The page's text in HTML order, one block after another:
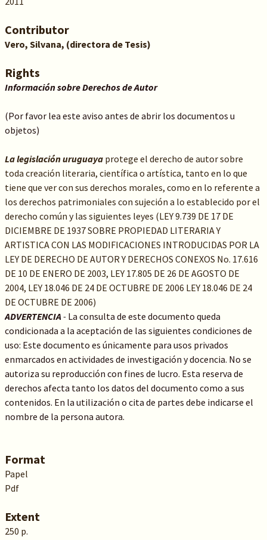
Contributor
Vero, Silvana, (directora de Tesis)
Rights
Información sobre Derechos de Autor
(Por favor lea este aviso antes de abrir los documentos u
objetos)
La legislación uruguayaprotege el derecho de autor sobre
toda creación literaria, científica o artística, tanto en lo que
tiene que ver con sus derechos morales, como en lo referente a
los derechos patrimoniales con sujeción a lo establecido por el
derecho común y las siguientes leyes (LEY 9.739 DE 17 DE
DICIEMBRE DE 1937 SOBRE PROPIEDAD LITERARIA Y
ARTISTICA CON LAS MODIFICACIONES INTRODUCIDAS POR LA
LEY DE DERECHO DE AUTOR Y DERECHOS CONEXOS No. 17.616
DE 10 DE ENERO DE 2003, LEY 17.805 DE 26 DE AGOSTO DE
2004, LEY 18.046 DE 24 DE OCTUBRE DE 2006 LEY 18.046 DE 24
DE OCTUBRE DE 2006)
ADVERTENCIA-La consulta de este documento queda
condicionada a la aceptación de las siguientes condiciones de
uso: Este documento es únicamente para usos privados
enmarcados en actividades de investigación y docencia. No se
autoriza su reproducción con fines de lucro. Esta reserva de
derechos afecta tanto los datos del documento como a sus
contenidos. En la utilización o cita de partes debe indicarse el
nombre de la persona autora.
Format
Papel
Pdf
Extent
250 p.